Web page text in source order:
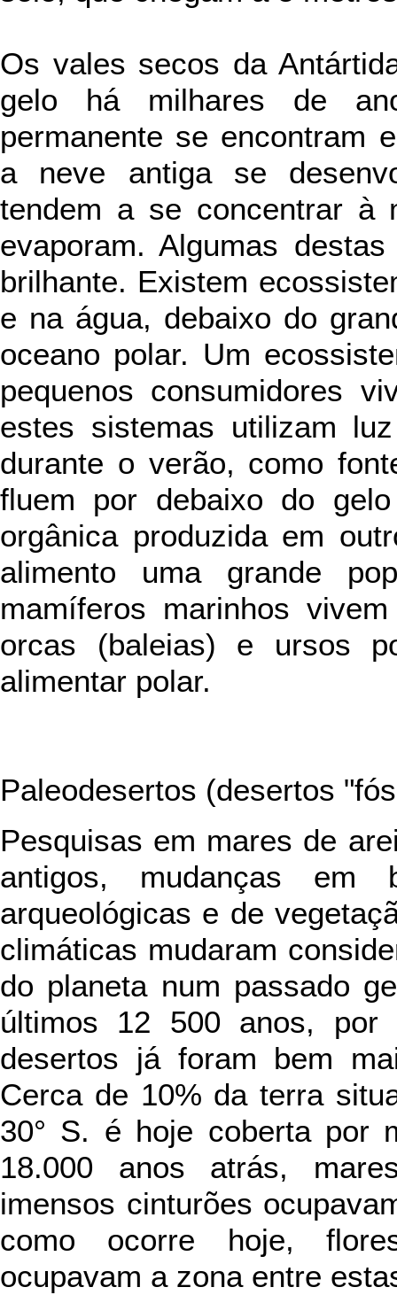
Os vales secos da
gelo há milhares de
permanente se encontram
a neve antiga se
tendem a se concentrar à
evaporam. Algumas
brilhante. Existem
e na água, debaixo do
oceano polar. Um
pequenos consumidores
estes sistemas utilizam
durante o verão, como
fluem por debaixo do
orgânica produzida em
alimento uma grande
mamíferos marinhos
orcas (baleias) e ursos
alimentar polar.
Paleodesertos (desertos
Pesquisas em mares de
antigos, mudanças em
arqueológicas e de
climáticas mudaram
do planeta num passado
últimos 12 500 anos, por
desertos já foram bem
Cerca de 10% da terra
30° S. é hoje coberta por
18.000 anos atrás,
imensos cinturões
como ocorre hoje,
ocupavam a zona entre